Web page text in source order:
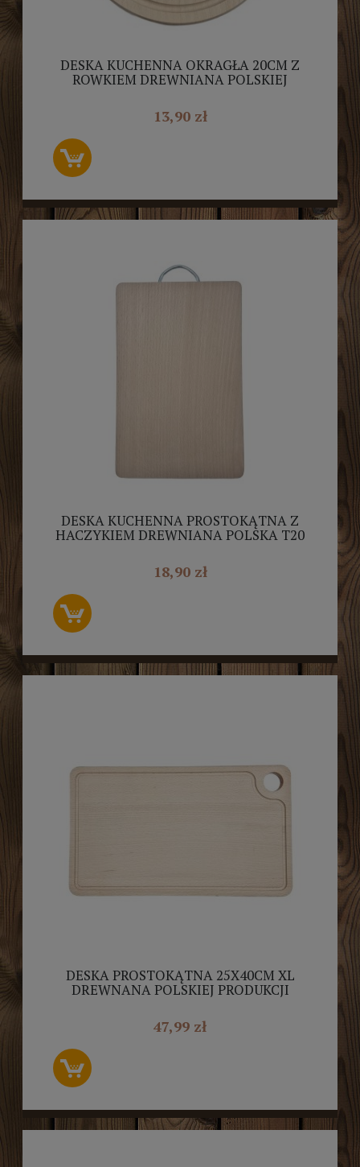
DESKA KUCHENNA OKRAGŁA 20CM Z
ROWKIEM DREWNIANA POLSKIEJ
13,90 zł
DESKA KUCHENNA PROSTOKĄTNA Z
HACZYKIEM DREWNIANA POLSKA T20
18,90 zł
DESKA PROSTOKĄTNA 25X40CM XL
DREWNANA POLSKIEJ PRODUKCJI
47,99 zł